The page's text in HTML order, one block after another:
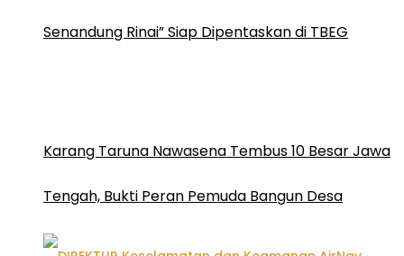
Senandung Rinai” Siap Dipentaskan di TBEG
Karang Taruna Nawasena Tembus 10 Besar Jawa
Tengah, Bukti Peran Pemuda Bangun Desa